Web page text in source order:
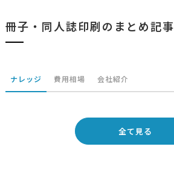
冊子・同人誌印刷のまとめ記事
ナレッジ 費用相場 会社紹介
全て見る